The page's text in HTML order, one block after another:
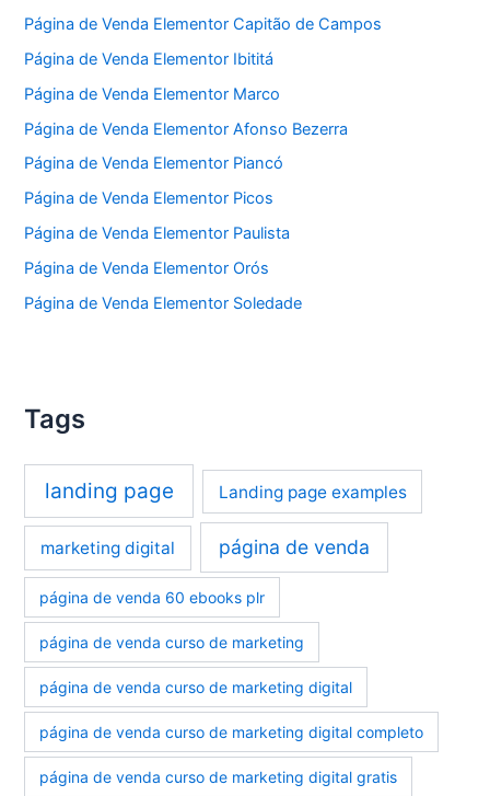
Página de Venda Elementor Capitão de Campos
Página de Venda Elementor Ibititá
Página de Venda Elementor Marco
Página de Venda Elementor Afonso Bezerra
Página de Venda Elementor Piancó
Página de Venda Elementor Picos
Página de Venda Elementor Paulista
Página de Venda Elementor Orós
Página de Venda Elementor Soledade
Tags
landing page Landing page examples
marketing digital página de venda
página de venda 60 ebooks plr
página de venda curso de marketing
página de venda curso de marketing digital
página de venda curso de marketing digital completo
página de venda curso de marketing digital gratis